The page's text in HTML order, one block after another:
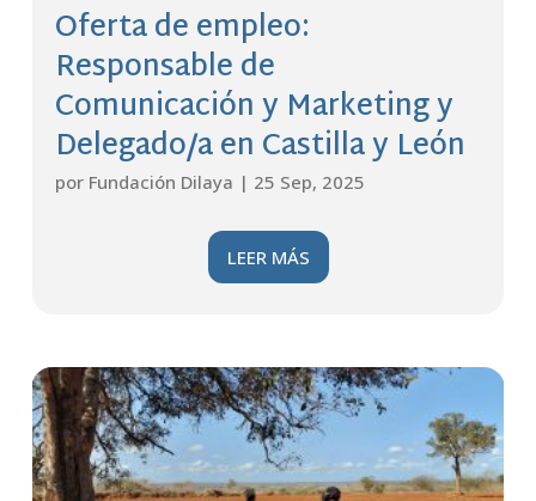
Oferta de empleo:
Responsable de
Comunicación y Marketing y
Delegado/a en Castilla y León
por Fundación Dilaya | 25 Sep, 2025
LEER MÁS